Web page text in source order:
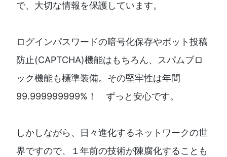
で、大切な情報を保護しています。
ログインパスワードの暗号化保存やボット投稿
防止(CAPTCHA)機能はもちろん、スパムブロ
ック機能も標準装備。その堅牢性は年間
99.999999999%！ ずっと安心です。
しかしながら、日々進化するネットワークの世
界ですので、１年前の技術が陳腐化することも